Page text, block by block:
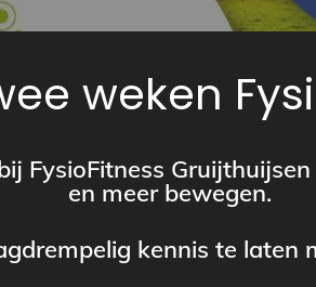
weken
FysioFitness
en meer bewegen.
kennis te laten